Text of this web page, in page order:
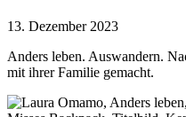
13. Dezember 2023
Anders leben. Auswandern.
mit ihrer Familie gemacht.